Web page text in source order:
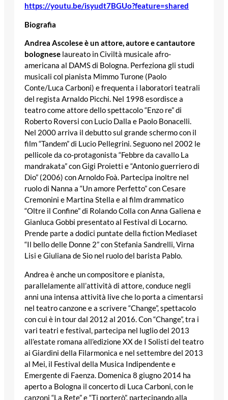
https://youtu.be/isyudt7BGUo?feature=shared
Biografia
Andrea Ascolese è un attore, autoree cantautore
bolognese laureato in Civiltà musicale afro-
americana al DAMS di Bologna. Perfeziona gli studi
musicali col pianista Mimmo Turone (Paolo
Conte/Luca Carboni) e frequenta i laboratori teatrali
del regista Arnaldo Picchi. Nel 1998 esordisce a
teatro come attore dello spettacolo “Enzo re” di
Roberto Roversi con Lucio Dalla e Paolo Bonacelli.
Nel 2000 arriva il debutto sul grande schermo con il
film “Tandem” di Lucio Pellegrini. Seguono nel 2002 le
pellicole da co-protagonista “Febbre da cavallo La
mandrakata” con Gigi Proietti e “Antonio guerriero di
Dio” (2006) con Arnoldo Foà. Partecipa inoltre nel
ruolo di Nanna a “Un amore Perfetto” con Cesare
Cremonini e Martina Stella e al film drammatico
“Oltre il Confine” di Rolando Colla con Anna Galiena e
Gianluca Gobbi presentato al Festival di Locarno.
Prende parte a dodici puntate della fiction Mediaset
“Il bello delle Donne 2” con Stefania Sandrelli, Virna
Lisi e Giuliana de Sio nel ruolo del barista Pablo.
Andrea è anche un compositore e pianista,
parallelamente all’attività di attore, conduce negli
anni una intensa attività live che lo porta a cimentarsi
nel teatro canzone e a scrivere “Change”, spettacolo
con cui è in tour dal 2012 al 2016. Con “Change”, tra i
vari teatri e festival, partecipa nel luglio del 2013
all’estate romana all’edizione XX de I Solisti del teatro
ai Giardini della Filarmonica e nel settembre del 2013
al Mei, il Festival della Musica Indipendente e
Emergente di Faenza. Domenica 8 giugno 2014 ha
aperto a Bologna il concerto di Luca Carboni, con le
canzoni “La Rete” e “Ti porterò”, partecipando alla